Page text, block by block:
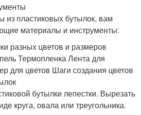
из пластиковых бутылок, вам
материалы и инструменты:
разных цветов и размеров
Термопленка Лента для
для цветов Шаги создания цветов
бутылки лепестки. Вырезать
круга, овала или треугольника.